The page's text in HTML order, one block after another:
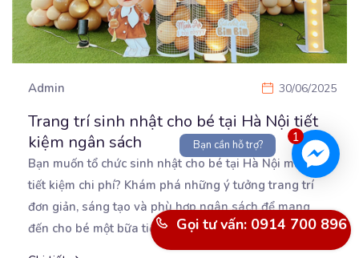
Admin 30/06/2025
Trang trí sinh nhật cho bé tại Hà Nội tiết
kiệm ngân sách
Bạn muốn tổ chức sinh nhật cho bé tại Hà Nội mà vẫn
tiết kiệm chi phí? Khám phá những ý tưởng trang trí
đơn giản, sáng tạo và phù hợp ngân sách để mang
đến cho bé một bữa tiệc thật đáng nhớ! ...
Gọi tư vấn: 0914 700 896
1
Bạn cần hỗ trợ?